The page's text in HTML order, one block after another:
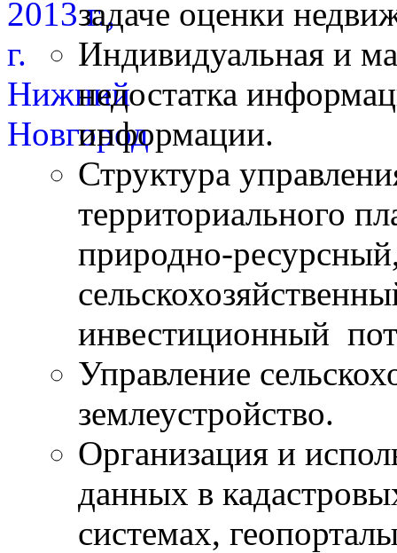
задаче оценки
Индивидуальная и
недостатка
информации.
Структура
территориального
природно-
инвестиционный
Управление
землеустройство.
Организация и
данных в
системах,